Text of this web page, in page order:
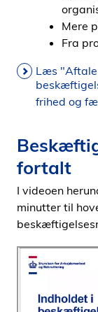
Mere
Fra
Læs
frihed og
fortalt
I videoen
minutter til